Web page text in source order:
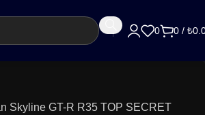
0 0 / ₺
Skyline GT-R R35 TOP SECRET